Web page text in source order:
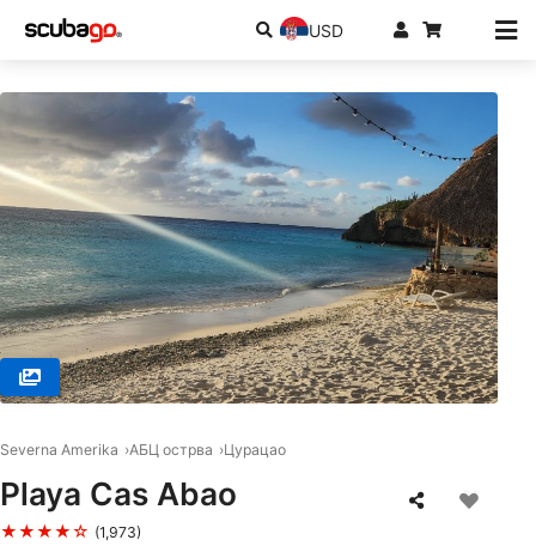
USD
Severna Amerika АБЦ острва Цурацао
Playa Cas Abao
★★★★☆ (1,973)